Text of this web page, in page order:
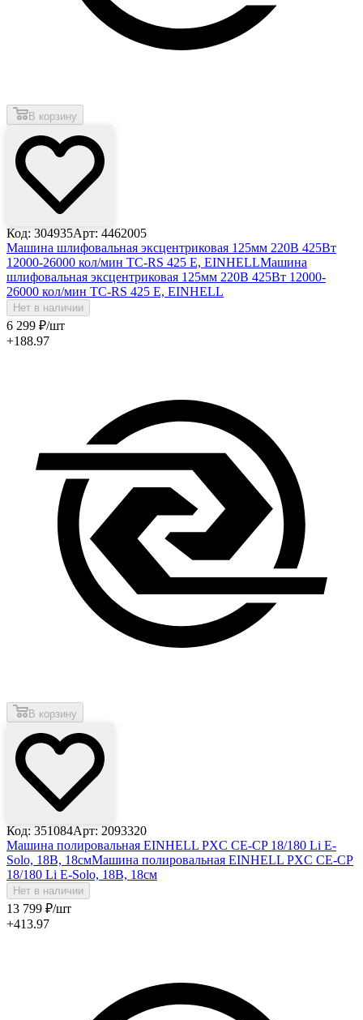
В корзину
Код: 304935Арт: 4462005
Машина шлифовальная эксцентриковая 125мм 220В 425Вт
12000-26000 кол/мин TC-RS 425 E, EINHELLМашина
шлифовальная эксцентриковая 125мм 220В 425Вт 12000-
26000 кол/мин TC-RS 425 E, EINHELL
Нет в наличии
6 299 ₽/шт
+188.97
В корзину
Код: 351084Арт: 2093320
Машина полировальная EINHELL PXC CE-CP 18/180 Li E-
Solo, 18В, 18смМашина полировальная EINHELL PXC CE-CP
18/180 Li E-Solo, 18В, 18см
Нет в наличии
13 799 ₽/шт
+413.97